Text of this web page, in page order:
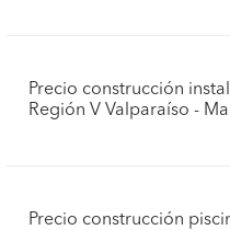
Precio construcción
Región V Valparaíso -
Precio construcción